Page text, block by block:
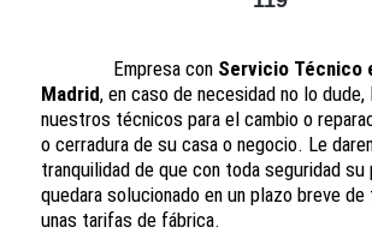
Empresa con Servicio Técnico
Madrid, en caso de necesidad no lo dude,
nuestros técnicos para el cambio o
o cerradura de su casa o negocio. Le
tranquilidad de que con toda seguridad su
quedara solucionado en un plazo breve
unas tarifas de fábrica.